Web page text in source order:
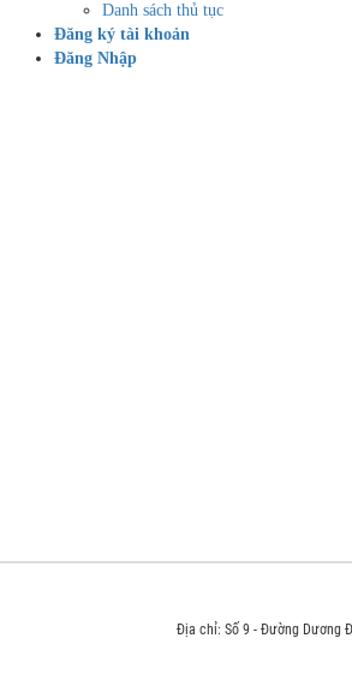
Danh sách thủ tục
Đăng ký tài khoản
Đăng Nhập
Địa chỉ: Số 9 - Đường Dương